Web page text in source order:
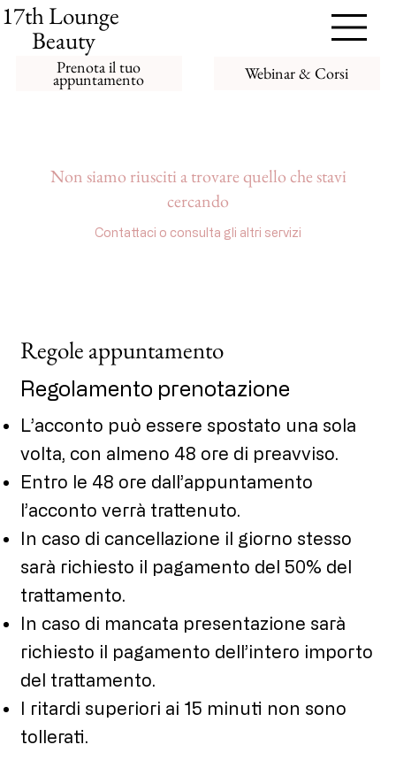
17th Lounge
Beauty
Prenota il tuo
appuntamento Webinar & Corsi
Non siamo riusciti a trovare quello che stavi
cercando
Contattaci o consulta gli altri servizi
Regole appuntamento
Regolamento prenotazione
⁠L’acconto può essere spostato una sola
volta, con almeno 48 ore di preavviso.
⁠Entro le 48 ore dall’appuntamento
l’acconto verrà trattenuto.
In caso di cancellazione il giorno stesso
sarà richiesto il pagamento del 50% del
trattamento.
In caso di mancata presentazione sarà
richiesto il pagamento dell’intero importo
del trattamento.
I ritardi superiori ai 15 minuti non sono
tollerati.